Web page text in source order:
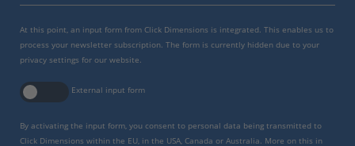
At this point, an input form from Click Dimensions is integrated. This enables us to
process your newsletter subscription. The form is currently hidden due to your
privacy settings for our website.
External input form
By activating the input form, you consent to personal data being transmitted to
Click Dimensions within the EU, in the USA, Canada or Australia. More on this in